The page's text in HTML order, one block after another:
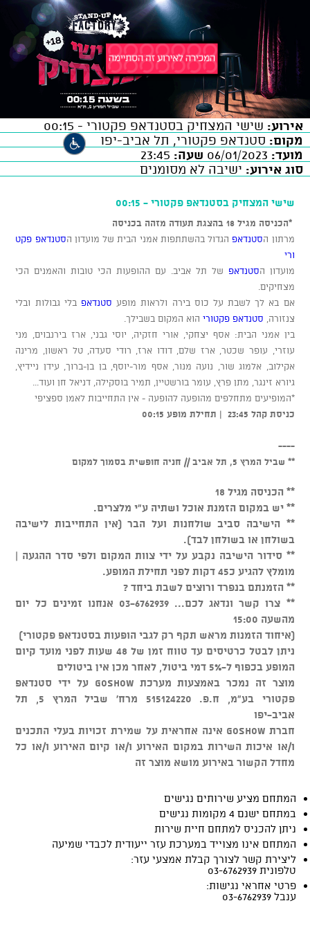
אירוע: שישי המצחיק בסטנדאפ פקטורי - 00:15
מקום: סטנדאפ פקטורי, תל אביב-יפו
מועד:
שעה:
סוג אירוע: ישיבה לא מסומנים
שישי המצחיק בסטנדאפ פקטורי - 00:15
*הכניסה מגיל 18 בהצגת תעודה מזהה בכניסה
מרתון הסטנדאפ הגדול בהשתתפות אמני הבית של מועדון הסטנדאפ פקט
ורי
מועדון הסטנדאפ של תל אביב. עם ההופעות הכי טובות והאמנים הכי
מצחיקים.
אם בא לך לשבת על כוס בירה ולראות מופע סטנדאפ בלי גבולות ובלי
צנזורה, סטנדאפ פקטורי הוא המקום בשבילך.
בין אמני הבית: אסף יצחקי, אורי חזקיה, יוסי גבני, ארז בירנבוים, מני
עוזרי, עופר שכטר, ארז שלם, דודו ארז, רודי סעדה, טל ראשון, מרינה
אקילוב, אלמוג שור, נועה מנור, אסף מור-יוסף, בן בן-ברוך, עידן ניידיץ,
גיורא זינגר, מתן פרץ, עומר בורשטיין, תמיר בוסקילה, דניאל חן ועוד...
*המופיעים מתחלפים מהופעה להופעה - אין התחייבות לאמן ספציפי
כניסת קהל 23:45 | תחילת מופע 00:15
----
** שביל המרץ 5, תל אביב // חניה חופשית בסמוך למקום
** הכניסה מגיל 18
** יש במקום הזמנת אוכל ושתיה ע"י מלצרים.
** הישיבה סביב שולחנות ועל הבר (אין התחייבות לישיבה
בשולחן או בשולחן לבד).
** סידור הישיבה נקבע על ידי צוות המקום ולפי סדר ההגעה |
מומלץ להגיע כ45 דקות לפני תחילת המופע.
** הזמנתם בנפרד ורוצים לשבת ביחד ?
** צרו קשר ונדאג לכם... 03-6762939 אנחנו זמינים כל יום
מהשעה 15:00
(איחוד הזמנות מראש תקף רק לגבי הופעות בסטנדאפ פקטורי)
ניתן לבטל כרטיסים עד טווח זמן של 48 שעות לפני מועד קיום
המופע בכפוף ל-5% דמי ביטול, לאחר מכן אין ביטולים
מוצר זה נמכר באמצעות מערכת GOSHOW על ידי סטנדאפ
פקטורי בע"מ, ח.פ. 515124220 מרח' שביל המרץ 5, תל
אביב-יפו
חברת GOSHOW אינה אחראית על שמירת זכויות בעלי התכנים
ו/או איכות השירות במקום האירוע ו/או קיום האירוע ו/או כל
מחדל הקשור באירוע מושא מוצר זה
המתחם מציע שירותים נגישים
במתחם ישנם 4 מקומות נגישים
ניתן להכניס למתחם חיית שירות
המתחם אינו מצוייד במערכת עזר ייעודית לכבדי שמיעה
ליצירת קשר לצורך קבלת אמצעי עזר:
טלפונית 03-6762939
פרטי אחראי נגישות:
ענבל 03-6762939